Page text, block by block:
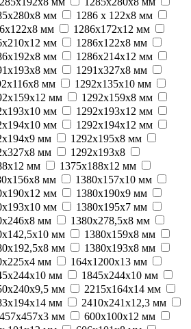
мм
1286 x 122x8 мм
мм
1286x172x12 мм
мм
1286х122х8 мм
мм
1286х214х12 мм
мм
1291x327x8 мм
мм
1292x135x10 мм
мм
1292x159x8 мм
мм
1292x193x12 мм
мм
1292x194x12 мм
мм
1292x195x8 мм
мм
1292х193х8
мм
1375x188х12 мм
мм
1380x157x10 мм
мм
1380x190x9 мм
мм
1380x195x7 мм
мм
1380x278,5x8 мм
мм
1380х159х8 мм
мм
1380х193x8 мм
мм
164x1200x13 мм
мм
1845x244х10 мм
мм
2215x164x14 мм
мм
2410x241x12,3 мм
457x457x3 мм
600х100x12 мм